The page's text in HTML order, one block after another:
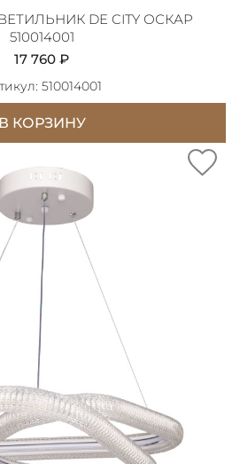
DE CITY ОСКАР
510014001
17 760 ₽
510014001
В КОРЗИНУ